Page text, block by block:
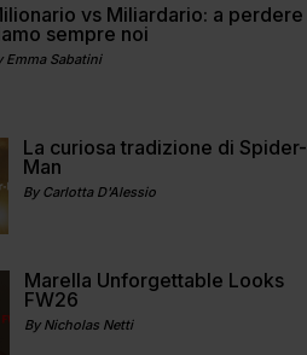
vs Miliardario: a perdere
sempre noi
Emma Sabatini
La curiosa tradizione di Spider-
Man
By Carlotta D'Alessio
Marella Unforgettable Looks
FW26
By Nicholas Netti